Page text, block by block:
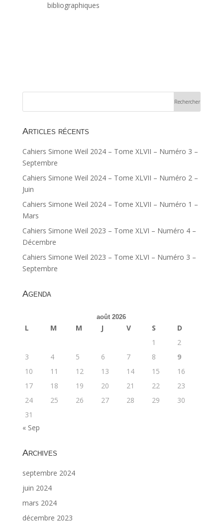
bibliographiques
Articles récents
Cahiers Simone Weil 2024 – Tome XLVII – Numéro 3 –
Septembre
Cahiers Simone Weil 2024 – Tome XLVII – Numéro 2 –
Juin
Cahiers Simone Weil 2024 – Tome XLVII – Numéro 1 –
Mars
Cahiers Simone Weil 2023 – Tome XLVI – Numéro 4 –
Décembre
Cahiers Simone Weil 2023 – Tome XLVI – Numéro 3 –
Septembre
Agenda
août 2026
L M M J V S
D
1
2
3
4 5 6 7 8
9
10
11 12 13 14 15
16
17
18 19 20 21 22
23
24
25 26 27 28 29
30
31
« Sep
Archives
septembre 2024
juin 2024
mars 2024
décembre 2023